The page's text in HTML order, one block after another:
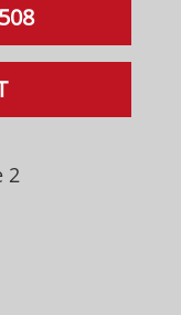
2